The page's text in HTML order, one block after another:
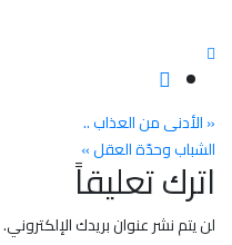
تصفّح
المقالات
« الأدنى من العذاب ..
الشباب وحدّة العقل »
اترك تعليقاً
لن يتم نشر عنوان بريدك الإلكتروني.